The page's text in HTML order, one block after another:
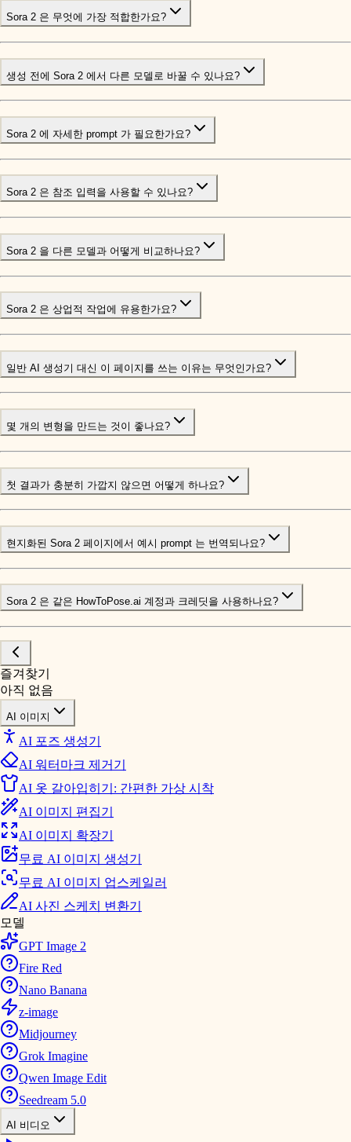
Sora 2 은 무엇에 가장 적합한가요?
생성 전에 Sora 2 에서 다른 모델로 바꿀 수 있나요?
Sora 2 에 자세한 prompt 가 필요한가요?
Sora 2 은 참조 입력을 사용할 수 있나요?
Sora 2 을 다른 모델과 어떻게 비교하나요?
Sora 2 은 상업적 작업에 유용한가요?
일반 AI 생성기 대신 이 페이지를 쓰는 이유는 무엇인가요?
몇 개의 변형을 만드는 것이 좋나요?
첫 결과가 충분히 가깝지 않으면 어떻게 하나요?
현지화된 Sora 2 페이지에서 예시 prompt 는 번역되나요?
Sora 2 은 같은 HowToPose.ai 계정과 크레딧을 사용하나요?
즐겨찾기
아직 없음
AI 이미지
AI 포즈 생성기
AI 워터마크 제거기
AI 옷 갈아입히기: 간편한 가상 시착
AI 이미지 편집기
AI 이미지 확장기
무료 AI 이미지 생성기
무료 AI 이미지 업스케일러
AI 사진 스케치 변환기
모델
GPT Image 2
Fire Red
Nano Banana
z-image
Midjourney
Grok Imagine
Qwen Image Edit
Seedream 5.0
AI 비디오